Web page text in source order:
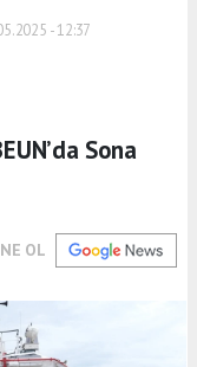
- 12:37
Sona
OL